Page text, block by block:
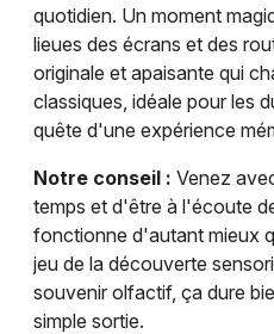
quotidien. Un moment
lieues des écrans et des
originale et apaisante qui
classiques, idéale pour les
quête d'une expérience
Notre conseil : Venez
temps et d'être à l'écoute
fonctionne d'autant mieux
jeu de la découverte
souvenir olfactif, ça dure
simple sortie.